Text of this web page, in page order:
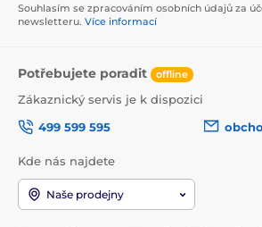
Souhlasím se zpracováním osobních údajů za
newsletteru. Více informací
Potřebujete poradit offline
Zákaznický servis je k dispozici
499 599 595
Kde nás najdete
Naše prodejny